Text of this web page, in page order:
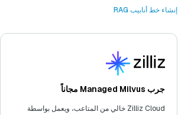
إنشاء خط أنابيب RAG
جرب Managed Milvus مجاناً
Zilliz Cloud خالي من المتاعب، ويعمل بواسطة